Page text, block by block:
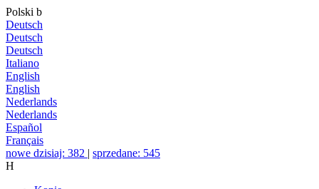
Polski b
Deutsch
Deutsch
Deutsch
Italiano
English
English
Nederlands
Nederlands
Español
Français
nowe dzisiaj: 382 | sprzedane: 545
H